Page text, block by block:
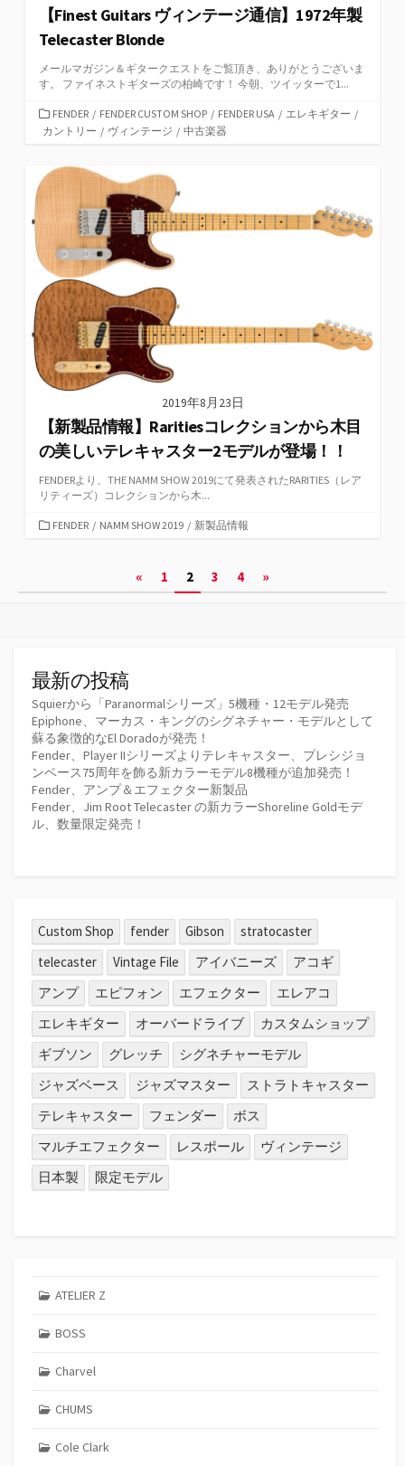
【Finest Guitars ヴィンテージ通信】1972年製
Telecaster Blonde
メールマガジン＆ギタークエストをご覧頂き、ありがとうございま
す。 ファイネストギターズの柏崎です！ 今朝、ツイッターで1...
カ
テ
FENDER / FENDER CUSTOM SHOP / FENDER USA / エレキギター /
カントリー / ヴィンテージ / 中古楽器
2019年8月23日
【新製品情報】Raritiesコレクションから木目
の美しいテレキャスター2モデルが登場！！
FENDERより、THE NAMM SHOW 2019にて発表されたRARITIES（レア
リティーズ）コレクションから木...
カ
ー
FENDER / NAMM SHOW 2019 / 新製品情報
ペ
ー
ジ
送
り
« 1 2 3 4 »
最新の投稿
Squierから「Paranormalシリーズ」5機種・12モデル発売
Epiphone、マーカス・キングのシグネチャー・モデルとして
蘇る象徴的なEl Doradoが発売！
Fender、Player IIシリーズよりテレキャスター、プレシジョ
ンベース75周年を飾る新カラーモデル8機種が追加発売！
Fender、アンプ＆エフェクター新製品
Fender、Jim Root Telecaster の新カラーShoreline Goldモデ
ル、数量限定発売！
Custom Shop fender Gibson
stratocaster
telecaster
Vintage File アイバニーズ
アコギ
アンプ
エピフォン エフェクター
エレアコ
エレキギター
オーバードライブ
カスタムショップ
ギブソン
グレッチ
シグネチャーモデル
ジャズベース
ジャズマスター
ストラトキャスター
テレキャスター
フェンダー
ボス
マルチエフェクター
レスポール
ヴィンテージ
日本製
限定モデル
ATELIER Z
BOSS
Charvel
CHUMS
Cole Clark